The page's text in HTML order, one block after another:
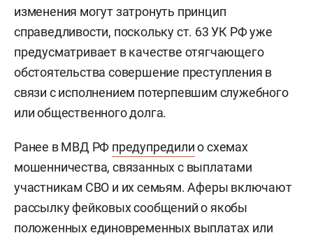
изменения могут затронуть принцип
справедливости, поскольку ст. 63 УК РФ уже
предусматривает в качестве отягчающего
обстоятельства совершение преступления в
связи с исполнением потерпевшим служебного
или общественного долга.
Ранее в МВД РФ предупредилио схемах
мошенничества, связанных с выплатами
участникам СВО и их семьям. Аферы включают
рассылку фейковых сообщений о якобы
положенных единовременных выплатах или